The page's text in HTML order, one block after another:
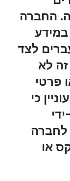
החברה
לצד
לא
פרטי
כי
לחברה
או